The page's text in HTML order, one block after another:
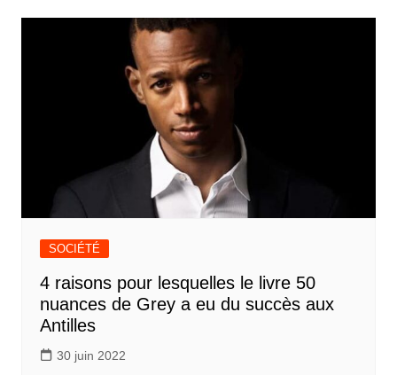
SOCIÉTÉ
4 raisons pour lesquelles le livre 50
nuances de Grey a eu du succès aux
Antilles
30 juin 2022